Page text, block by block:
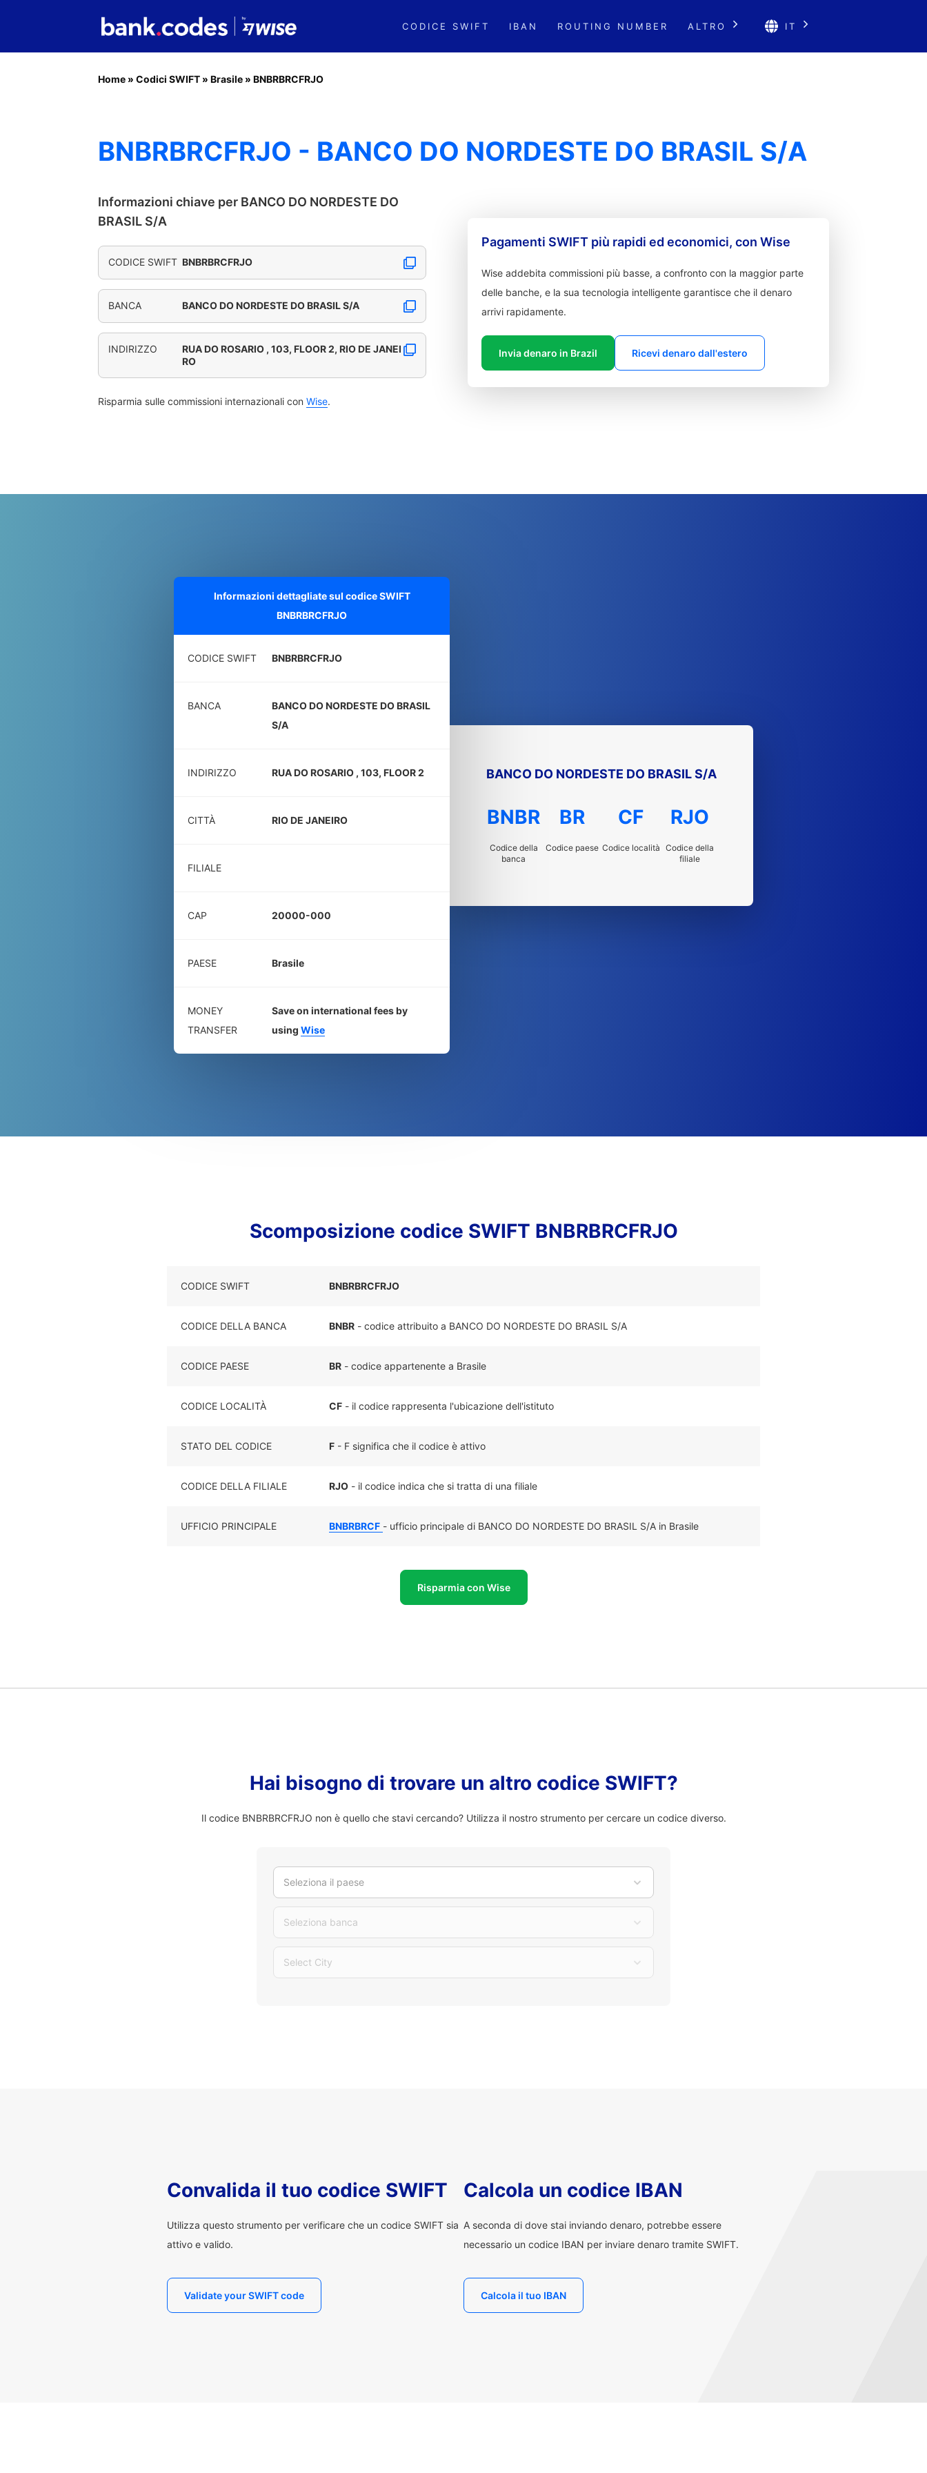
CODICE SWIFT IBAN ROUTING NUMBER ALTRO IT
Home » Codici SWIFT » Brasile » BNBRBRCFRJO
BNBRBRCFRJO - BANCO DO NORDESTE DO BRASIL S/A
Informazioni chiave per BANCO DO NORDESTE DO
BRASIL S/A
CODICE SWIFT BNBRBRCFRJO
BANCA BANCO DO NORDESTE DO BRASIL S/A
INDIRIZZO
RUA DO ROSARIO , 103, FLOOR 2, RIO DE JANEI
RO
Risparmia sulle commissioni internazionali con Wise.
Pagamenti SWIFT più rapidi ed economici, con Wise
Wise addebita commissioni più basse, a confronto con la maggior parte
delle banche, e la sua tecnologia intelligente garantisce che il denaro
arrivi rapidamente.
Invia denaro in Brazil Ricevi denaro dall'estero
Informazioni dettagliate sul codice SWIFT
BNBRBRCFRJO
CODICE SWIFT BNBRBRCFRJO
BANCA
BANCO DO NORDESTE DO BRASIL
S/A
INDIRIZZO RUA DO ROSARIO , 103, FLOOR 2
CITTÀ RIO DE JANEIRO
FILIALE
CAP 20000-000
PAESE Brasile
MONEY
TRANSFER
Save on international fees by
using Wise
BANCO DO NORDESTE DO BRASIL S/A
BNBR
Codice della
banca
BR
Codice paese
CF
Codice località
RJO
Codice della
filiale
Scomposizione codice SWIFT BNBRBRCFRJO
CODICE SWIFT BNBRBRCFRJO
CODICE DELLA BANCA BNBR - codice attribuito a BANCO DO NORDESTE DO BRASIL S/A
CODICE PAESE BR - codice appartenente a Brasile
CODICE LOCALITÀ CF - il codice rappresenta l'ubicazione dell'istituto
STATO DEL CODICE F - F significa che il codice è attivo
CODICE DELLA FILIALE RJO - il codice indica che si tratta di una filiale
UFFICIO PRINCIPALE BNBRBRCF - ufficio principale di BANCO DO NORDESTE DO BRASIL S/A in Brasile
Risparmia con Wise
Hai bisogno di trovare un altro codice SWIFT?
Il codice BNBRBRCFRJO non è quello che stavi cercando? Utilizza il nostro strumento per cercare un codice diverso.
Seleziona il paese
Seleziona banca
Select City
Convalida il tuo codice SWIFT
Utilizza questo strumento per verificare che un codice SWIFT sia
attivo e valido.
Validate your SWIFT code
Calcola un codice IBAN
A seconda di dove stai inviando denaro, potrebbe essere
necessario un codice IBAN per inviare denaro tramite SWIFT.
Calcola il tuo IBAN